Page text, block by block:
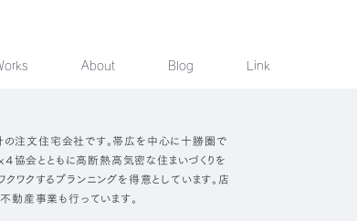
About Blog Link
注文住宅会社です。帯広を中心に十勝圏で
協会とともに高断熱高気密な住まいづくりを
ワクするプランニングを得意としています。店
不動産事業も行っています。